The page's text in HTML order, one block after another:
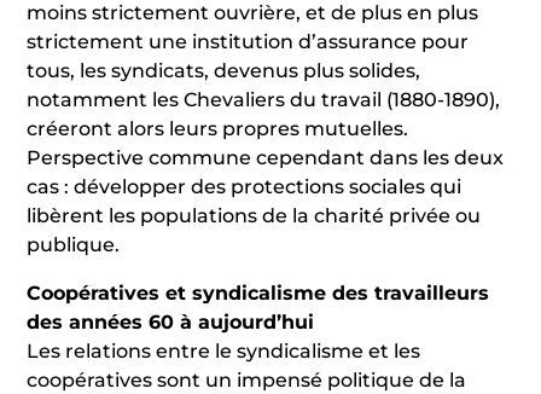
moins strictement ouvrière, et de plus en plus
strictement une institution d’assurance pour
tous, les syndicats, devenus plus solides,
notamment les Chevaliers du travail (1880-1890),
créeront alors leurs propres mutuelles.
Perspective commune cependant dans les deux
cas : développer des protections sociales qui
libèrent les populations de la charité privée ou
publique.
Coopératives et syndicalisme des travailleurs
des années 60 à aujourd’hui
Les relations entre le syndicalisme et les
coopératives sont un impensé politique de la